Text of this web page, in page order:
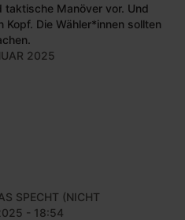
taktische Manöver vor. Und
Die Wähler*innen sollten
2025
SPECHT (NICHT
- 18:54